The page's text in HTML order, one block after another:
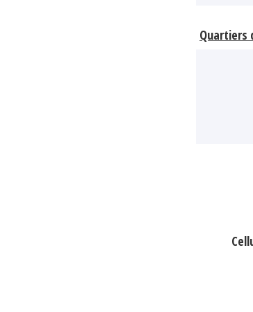
Quartiers